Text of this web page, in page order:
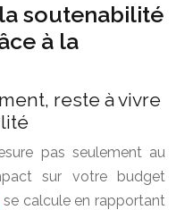
soutenabilité
à la
reste à vivre
pas seulement au
sur votre budget
se calcule en rapportant